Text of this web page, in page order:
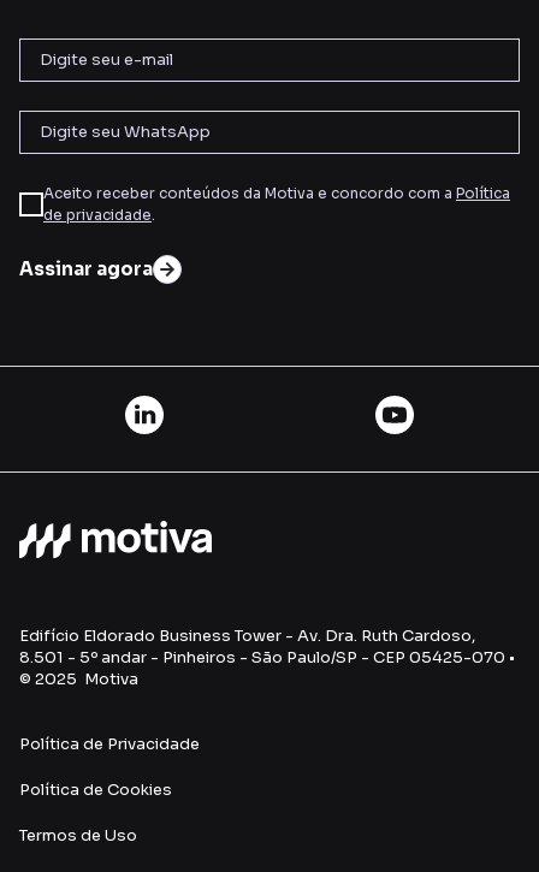
Aceito receber conteúdos da Motiva e concordo com a Política
de privacidade
Assinar agora
Edifício Eldorado Business Tower - Av. Dra. Ruth Cardoso,
8.501 - 5º andar - Pinheiros - São Paulo/SP - CEP 05425-070 •
© 2025 Motiva
Política de Privacidade
Política de Cookies
Termos de Uso